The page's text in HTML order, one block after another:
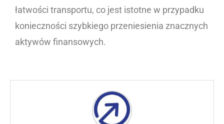
łatwości transportu, co jest istotne w przypadku
konieczności szybkiego przeniesienia znacznych
aktywów finansowych.